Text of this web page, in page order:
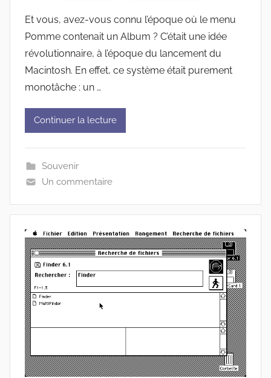
Et vous, avez-vous connu l’époque où le menu
Pomme contenait un Album ? C’était une idée
révolutionnaire, à l’époque du lancement du
Macintosh. En effet, ce système était purement
monotâche : un …
Continuer la lecture
Souvenir
Un commentaire